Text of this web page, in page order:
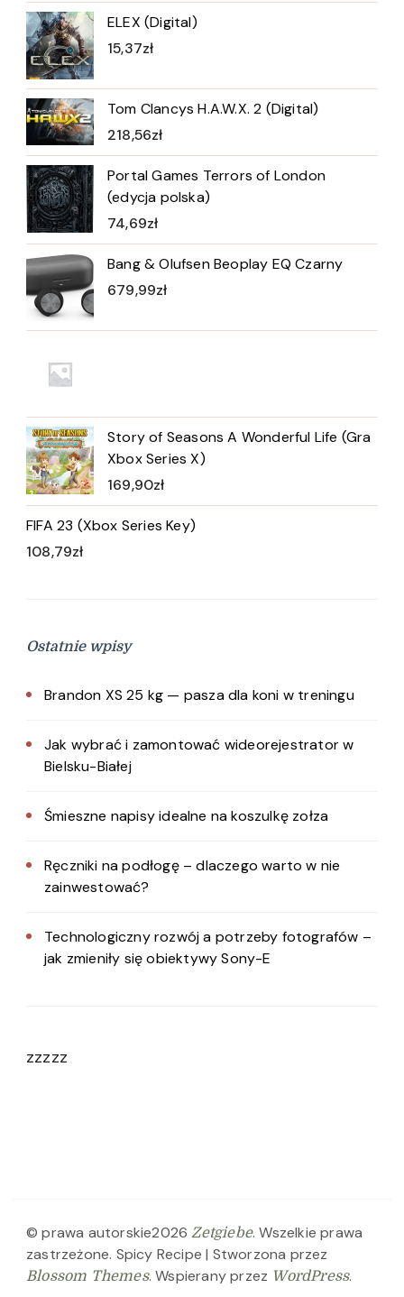
ELEX (Digital)
15,37zł
Tom Clancys H.A.W.X. 2 (Digital)
218,56zł
Portal Games Terrors of London
(edycja polska)
74,69zł
Bang & Olufsen Beoplay EQ Czarny
679,99zł
Story of Seasons A Wonderful Life (Gra
Xbox Series X)
169,90zł
FIFA 23 (Xbox Series Key)
108,79zł
Ostatnie wpisy
Brandon XS 25 kg — pasza dla koni w treningu
Jak wybrać i zamontować wideorejestrator w
Bielsku-Białej
Śmieszne napisy idealne na koszulkę zołza
Ręczniki na podłogę – dlaczego warto w nie
zainwestować?
Technologiczny rozwój a potrzeby fotografów –
jak zmieniły się obiektywy Sony-E
zzzzz
© prawa autorskie2026Zetgiebe. Wszelkie prawa
zastrzeżone. Spicy Recipe | Stworzona przez
Blossom Themes. Wspierany przez WordPress.